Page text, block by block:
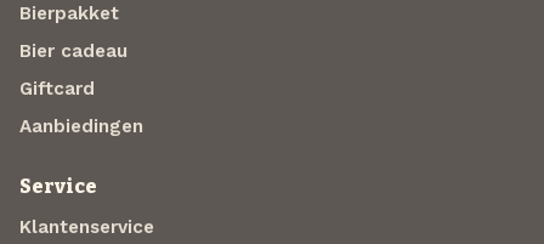
Bierpakket
Bier cadeau
Giftcard
Aanbiedingen
Service
Klantenservice